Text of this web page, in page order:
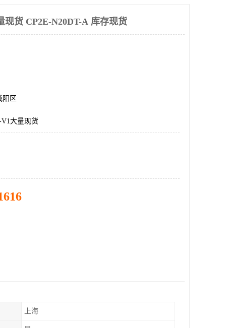
现货 CP2E-N20DT-A 库存现货
阳区
V1大量现货
上海